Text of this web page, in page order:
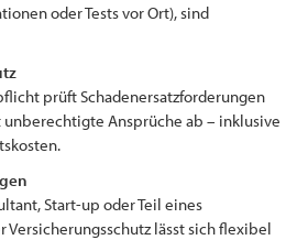
oder Tests vor Ort), sind
prüft Schadenersatzforderungen
unberechtigte Ansprüche ab – inklusive
Start-up oder Teil eines
Versicherungsschutz lässt sich flexibel